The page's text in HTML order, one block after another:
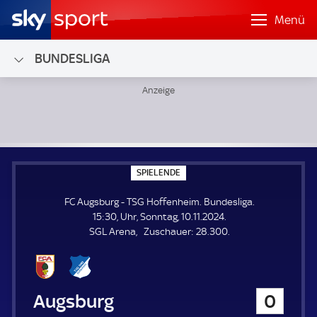
Menü
BUNDESLIGA
SPIELENDE
P
E
L
E
N
FC Augsburg - TSG Hoffenheim. Bundesliga.
15:30, Uhr, Sonntag, 10.11.2024.
SGL Arena
Zuschauer: Z
28.300.
FC Augsburg
0